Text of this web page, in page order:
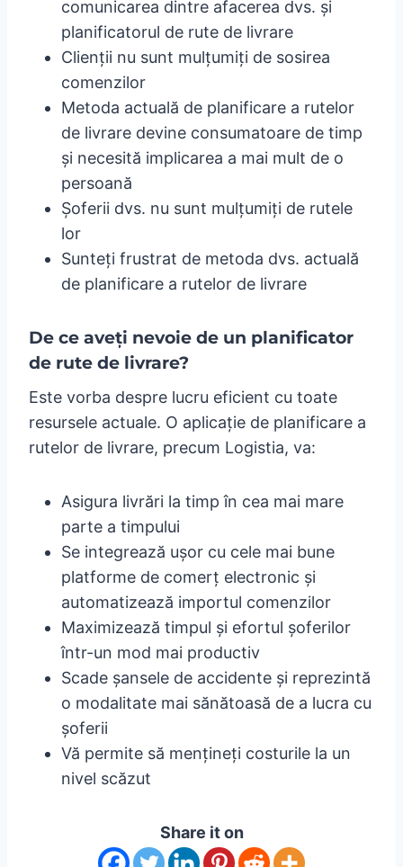
comunicarea dintre afacerea dvs. și
planificatorul de rute de livrare
Clienții nu sunt mulțumiți de sosirea
comenzilor
Metoda actuală de planificare a rutelor
de livrare devine consumatoare de timp
și necesită implicarea a mai mult de o
persoană
Șoferii dvs. nu sunt mulțumiți de rutele
lor
Sunteți frustrat de metoda dvs. actuală
de planificare a rutelor de livrare
De ce aveți nevoie de un planificator
de rute de livrare?
Este vorba despre lucru eficient cu toate
resursele actuale. O aplicație de planificare a
rutelor de livrare, precum Logistia, va:
Asigura livrări la timp în cea mai mare
parte a timpului
Se integrează ușor cu cele mai bune
platforme de comerț electronic și
automatizează importul comenzilor
Maximizează timpul și efortul șoferilor
într-un mod mai productiv
Scade șansele de accidente și reprezintă
o modalitate mai sănătoasă de a lucra cu
șoferii
Vă permite să mențineți costurile la un
nivel scăzut
Share it on